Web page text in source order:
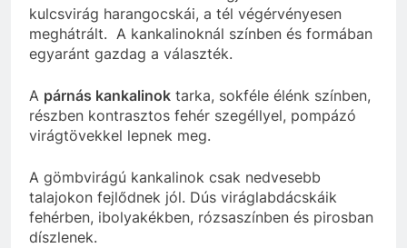
kulcsvirág harangocskái, a tél végérvényesen
meghátrált. A kankalinoknál színben és formában
egyaránt gazdag a választék.
A párnás kankalinok tarka, sokféle élénk színben,
részben kontrasztos fehér szegéllyel, pompázó
virágtövekkel lepnek meg.
A gömbvirágú kankalinok csak nedvesebb
talajokon fejlődnek jól. Dús viráglabdácskáik
fehérben, ibolyakékben, rózsaszínben és pirosban
díszlenek.